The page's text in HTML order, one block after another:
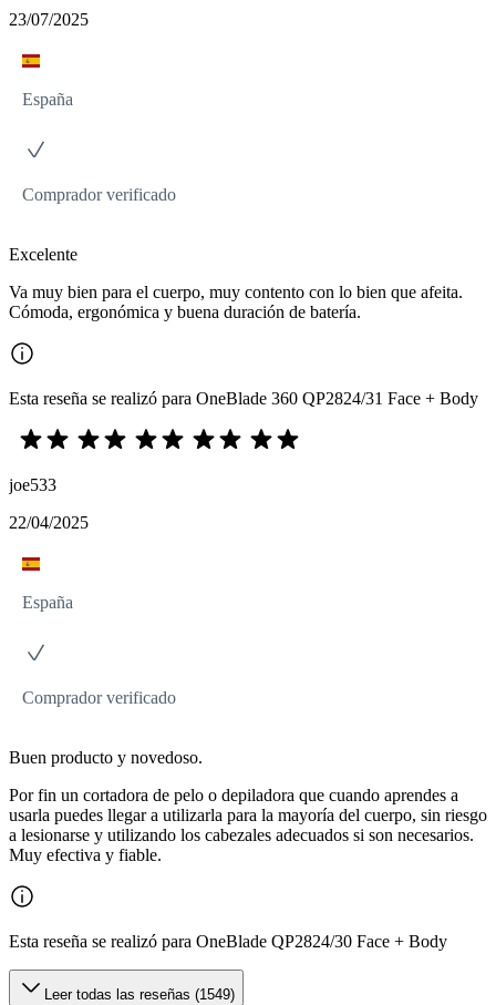
23/07/2025
España
Comprador verificado
Excelente
Va muy bien para el cuerpo, muy contento con lo bien que afeita.
Cómoda, ergonómica y buena duración de batería.
Esta reseña se realizó para OneBlade 360 QP2824/31 Face + Body
joe533
22/04/2025
España
Comprador verificado
Buen producto y novedoso.
Por fin un cortadora de pelo o depiladora que cuando aprendes a
usarla puedes llegar a utilizarla para la mayoría del cuerpo, sin riesgo
a lesionarse y utilizando los cabezales adecuados si son necesarios.
Muy efectiva y fiable.
Esta reseña se realizó para OneBlade QP2824/30 Face + Body
Leer todas las reseñas (1549)